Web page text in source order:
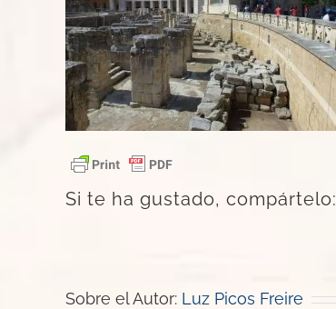
Si te ha gustado, compártelo:
Sobre el Autor: Luz Picos Freire